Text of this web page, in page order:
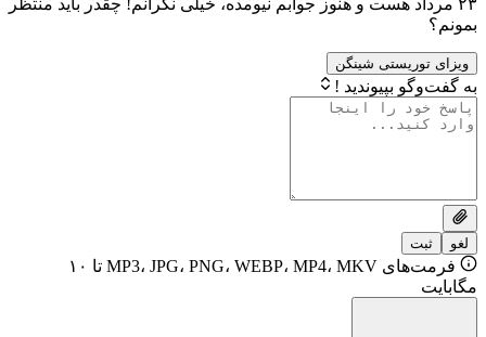
شینگن
!
فرمت‌های MP3، JPG، PNG، WEBP، MP4، MKV تا ۱۰